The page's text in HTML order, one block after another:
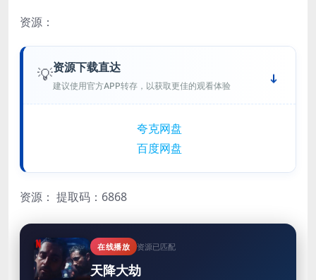
资源：
💡资源下载直达
建议使用官方APP转存，以获取更佳的观看体验
夸克网盘
百度网盘
资源： 提取码：6868
在线播放 资源已匹配
天降大劫